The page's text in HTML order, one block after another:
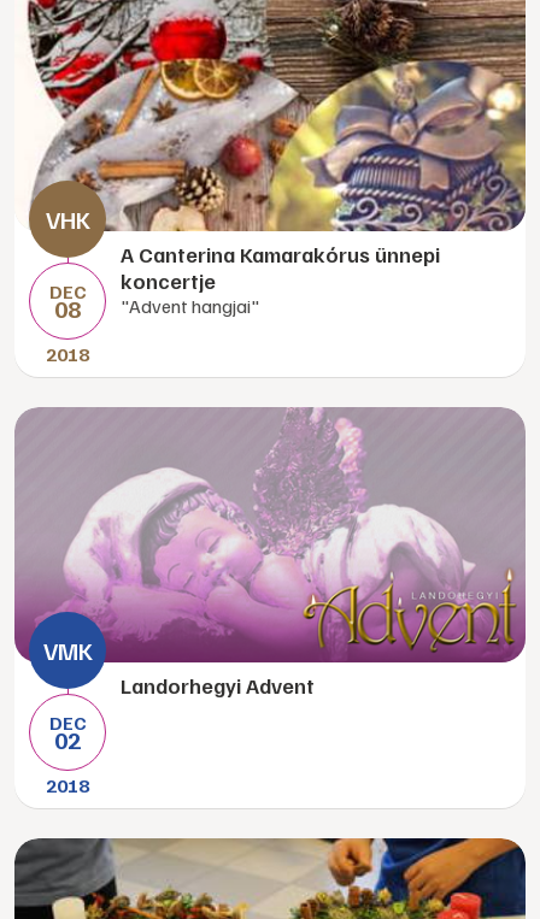
DEC
08
2018
A Canterina Kamarakórus ünnepi
koncertje
"Advent hangjai"
DEC
02
2018
Landorhegyi Advent